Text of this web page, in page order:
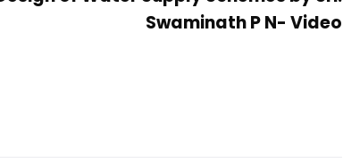
Swaminath P N- Video